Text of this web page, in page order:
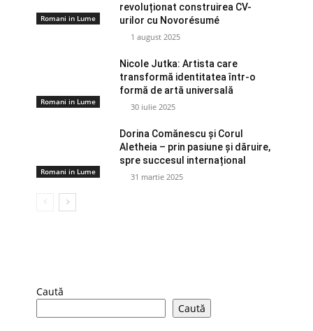
Romani in Lume
revoluționat construirea CV-
urilor cu Novorésumé
1 august 2025
Romani in Lume
Nicole Jutka: Artista care
transformă identitatea într-o
formă de artă universală
30 iulie 2025
Romani in Lume
Dorina Comănescu și Corul
Aletheia – prin pasiune și dăruire,
spre succesul internațional
31 martie 2025
Caută
Caută